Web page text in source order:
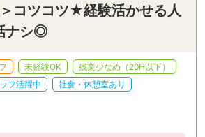
コツコツ★経験活かせる人
ナシ◎
未経験OK
残業少なめ（20H以下）
フ活躍中
社食・休憩室あり